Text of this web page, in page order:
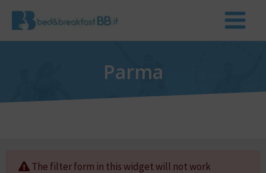
Parma
The filter form in this widget will not work